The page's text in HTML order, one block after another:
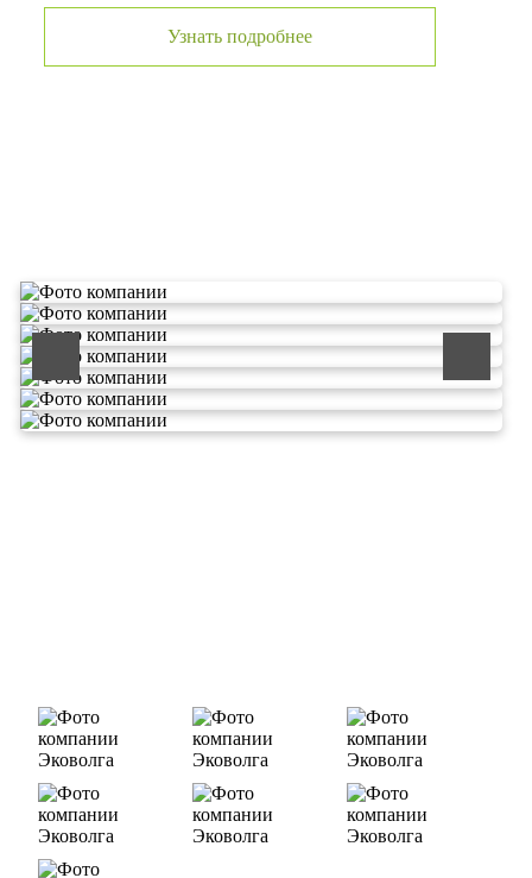
Узнать подробнее
ООО «ЭКОВОЛГА» является современной и